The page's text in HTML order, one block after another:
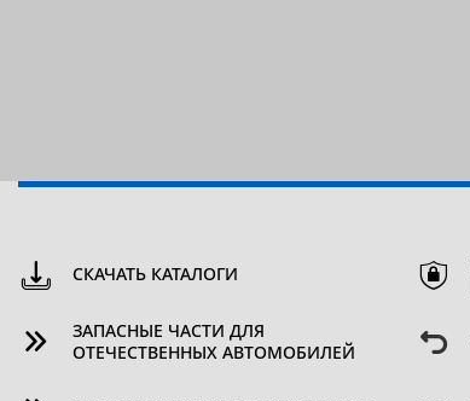
СКАЧАТЬ КАТАЛОГИ
ЗАПАСНЫЕ ЧАСТИ ДЛЯ
ОТЕЧЕСТВЕННЫХ АВТОМОБИЛЕЙ